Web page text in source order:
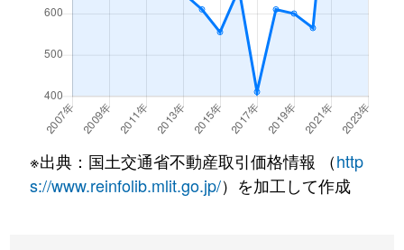
※出典：国土交通省不動産取引価格情報 （http
s://www.reinfolib.mlit.go.jp/）を加工して作成